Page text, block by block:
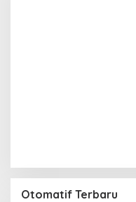
Otomatif Terbaru